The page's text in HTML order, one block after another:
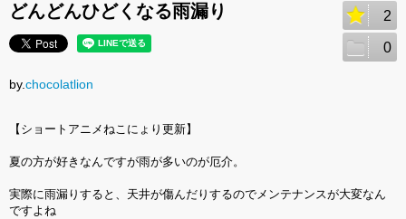
どんどんひどくなる雨漏り 2
0
by.chocolatlion
【ショートアニメねこにょり更新】
夏の方が好きなんですが雨が多いのが厄介。
実際に雨漏りすると、天井が傷んだりするのでメンテナンスが大変なん
ですよね